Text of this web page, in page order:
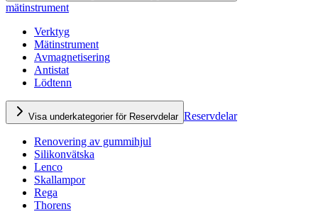
mätinstrument
Verktyg
Mätinstrument
Avmagnetisering
Antistat
Lödtenn
Visa underkategorier för Reservdelar Reservdelar
Renovering av gummihjul
Silikonvätska
Lenco
Skallampor
Rega
Thorens